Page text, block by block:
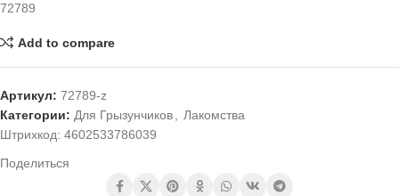
72789
Add to compare
Артикул: 72789-z
Категории: Для Грызунчиков
Лакомства
Штрихкод: 4602533786039
Поделиться